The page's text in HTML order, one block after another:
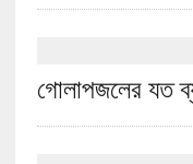
গোলাপজলের যত